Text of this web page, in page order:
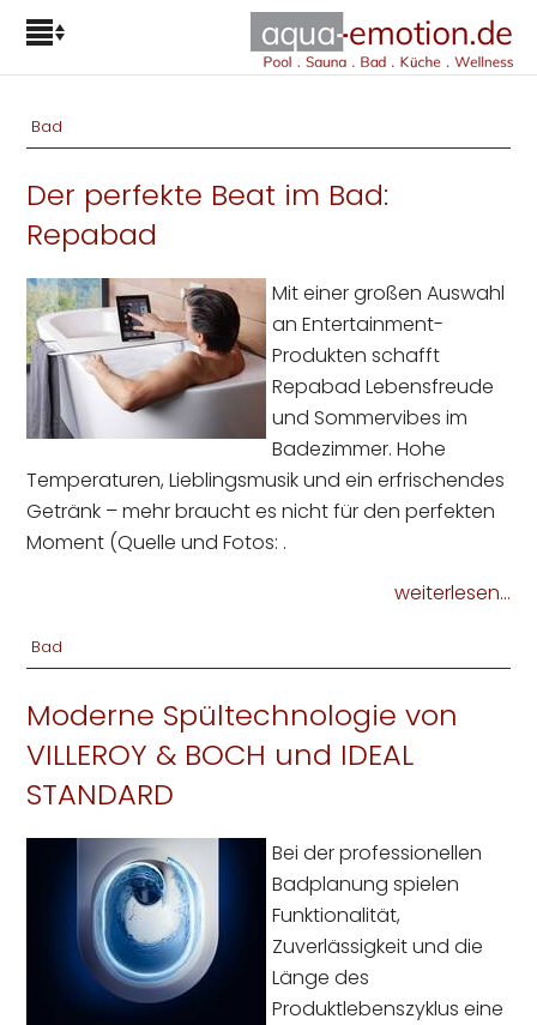
Bad
Der perfekte Beat im Bad:
Repabad
Mit einer großen Auswahl
an Entertainment-
Produkten schafft
Repabad Lebensfreude
und Sommervibes im
Badezimmer. Hohe
Temperaturen, Lieblingsmusik und ein erfrischendes
Getränk – mehr braucht es nicht für den perfekten
Moment (Quelle und Fotos: .
weiterlesen...
Bad
Moderne Spültechnologie von
VILLEROY & BOCH und IDEAL
STANDARD
Bei der professionellen
Badplanung spielen
Funktionalität,
Zuverlässigkeit und die
Länge des
Produktlebenszyklus eine